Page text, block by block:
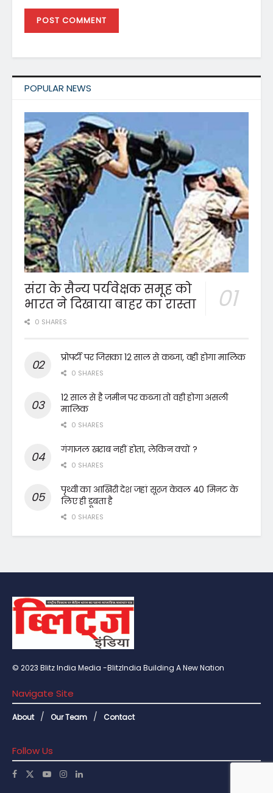
POPULAR NEWS
संरा के सैन्य पर्यवेक्षक समूह को
भारत ने दिखाया बाहर का रास्ता
0 SHARES
प्रोपर्टी पर जिसका 12 साल से कब्जा, वही होगा मालिक
0 SHARES
12 साल से है जमीन पर कब्जा तो वही होगा असली
मालिक
0 SHARES
गंगाजल खराब नहीं होता, लेकिन क्यों ?
0 SHARES
पृथ्वी का आखिरी देश जहां सूरज केवल 40 मिनट के
लिए ही डूबता है
0 SHARES
© 2023 Blitz India Media -BlitzIndia Building A New Nation
Navigate Site
About Our Team Contact
Follow Us